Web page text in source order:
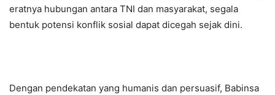
eratnya hubungan antara TNI dan masyarakat, segala
bentuk potensi konflik sosial dapat dicegah sejak dini.
Dengan pendekatan yang humanis dan persuasif, Babinsa